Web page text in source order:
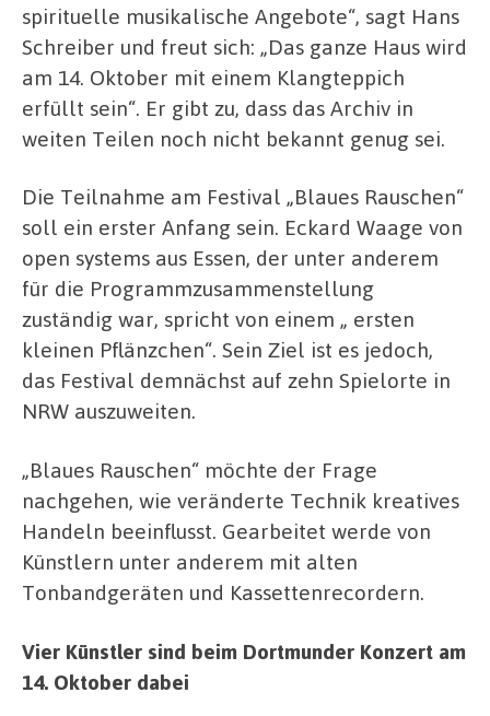
spirituelle musikalische Angebote“, sagt Hans
Schreiber und freut sich: „Das ganze Haus wird
am 14. Oktober mit einem Klangteppich
erfüllt sein“. Er gibt zu, dass das Archiv in
weiten Teilen noch nicht bekannt genug sei.
Die Teilnahme am Festival „Blaues Rauschen“
soll ein erster Anfang sein. Eckard Waage von
open systems aus Essen, der unter anderem
für die Programmzusammenstellung
zuständig war, spricht von einem „ ersten
kleinen Pflänzchen“. Sein Ziel ist es jedoch,
das Festival demnächst auf zehn Spielorte in
NRW auszuweiten.
„Blaues Rauschen“ möchte der Frage
nachgehen, wie veränderte Technik kreatives
Handeln beeinflusst. Gearbeitet werde von
Künstlern unter anderem mit alten
Tonbandgeräten und Kassettenrecordern.
Vier Künstler sind beim Dortmunder Konzert am
14. Oktober dabei